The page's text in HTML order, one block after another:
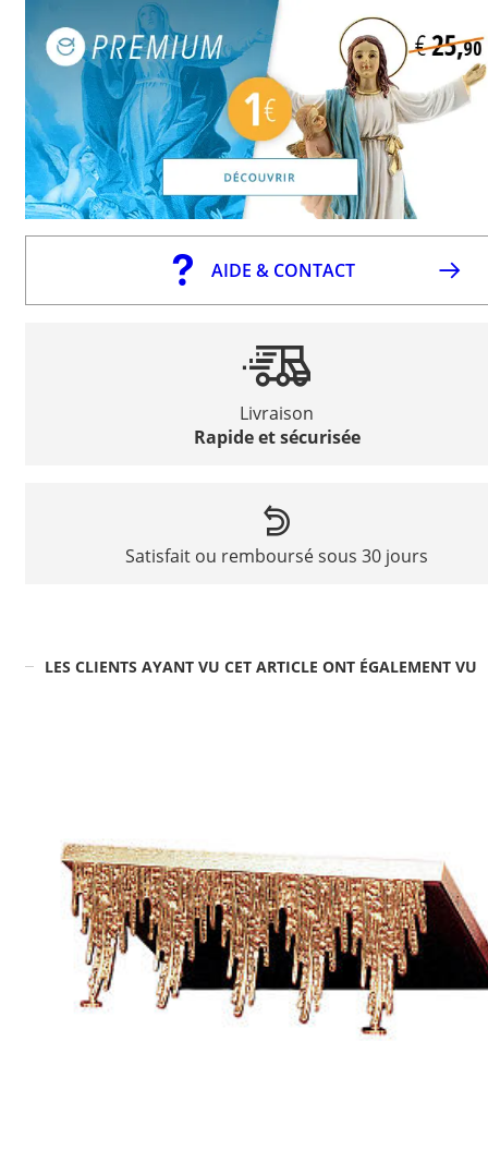
AIDE & CONTACT
Livraison
Rapide et sécurisée
Satisfait ou remboursé sous 30 jours
LES CLIENTS AYANT VU CET ARTICLE ONT ÉGALEMENT VU